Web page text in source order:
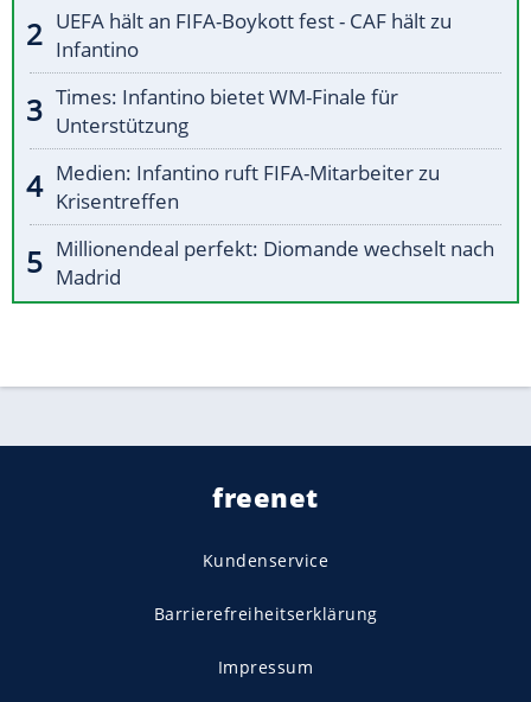
UEFA hält an FIFA-Boykott fest - CAF hält zu
Infantino
Times: Infantino bietet WM-Finale für
Unterstützung
Medien: Infantino ruft FIFA-Mitarbeiter zu
Krisentreffen
Millionendeal perfekt: Diomande wechselt nach
Madrid
freenet
Kundenservice
Barrierefreiheitserklärung
Impressum